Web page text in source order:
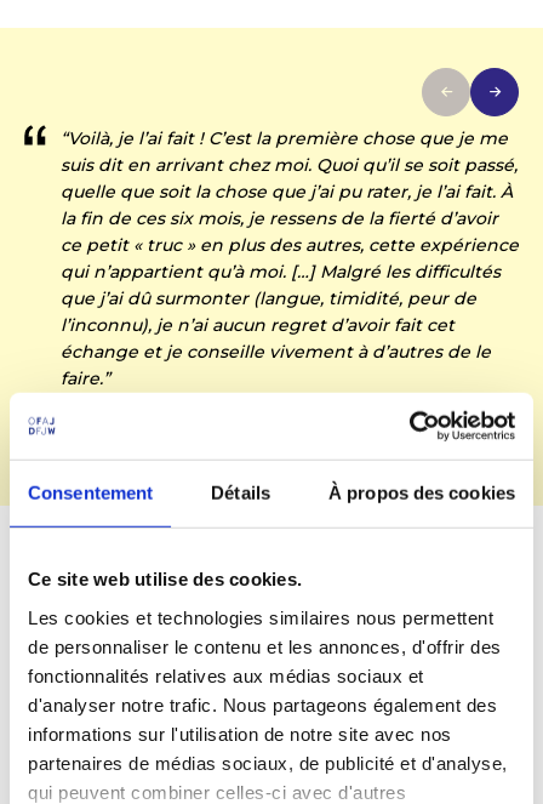
Consentement Détails À propos des cookies
Ce site web utilise des cookies.
Les cookies et technologies similaires nous permettent
de personnaliser le contenu et les annonces, d'offrir des
fonctionnalités relatives aux médias sociaux et
d'analyser notre trafic. Nous partageons également des
informations sur l'utilisation de notre site avec nos
partenaires de médias sociaux, de publicité et d'analyse,
qui peuvent combiner celles-ci avec d'autres
“Voilà, je l’ai fait ! C’est la première chose que je me
suis dit en arrivant chez moi. Quoi qu’il se soit passé,
quelle que soit la chose que j’ai pu rater, je l’ai fait. À
la fin de ces six mois, je ressens de la fierté d’avoir
ce petit « truc » en plus des autres, cette expérience
qui n’appartient qu’à moi. […] Malgré les difficultés
que j’ai dû surmonter (langue, timidité, peur de
l’inconnu), je n’ai aucun regret d’avoir fait cet
échange et je conseille vivement à d’autres de le
faire.”
Participant de l’académie de Toulouse
Les avantages du programme
1° L’apprentissage de l’autonomie et de
l’indépendance
Le programme Voltaire encourage l’indépendance
des jeunes. Pendant six mois, tu pars dans un autre
pays, au sein d’une famille d’accueil qui ne parle pas
la même langue que toi : une expérience forte où tu
apprends beaucoup en peu de temps, notamment en
termes d’autonomie et d’ouverture d’esprit.